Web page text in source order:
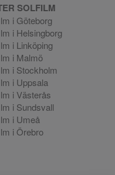
SOLFILM
i Göteborg
i Helsingborg
i Linköping
i Malmö
i Stockholm
i Uppsala
i Västerås
i Sundsvall
i Umeå
i Örebro